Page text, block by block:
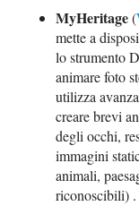
MyHeritage(
mette a
lo strumento
animare foto
utilizza
creare brevi
degli occhi,
immagini
animali,
riconoscibili) .